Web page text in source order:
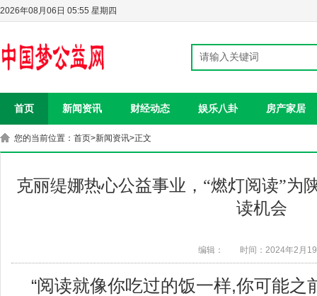
2026年08月06日 05:55 星期四
首页 新闻资讯 财经动态 娱乐八卦 房产家居
您的当前位置： 首页>新闻资讯>正文
克丽缇娜热心公益事业，“燃灯阅读”为
读机会
编辑： 时间：2024年2月
“阅读就像你吃过的饭一样,你可能之